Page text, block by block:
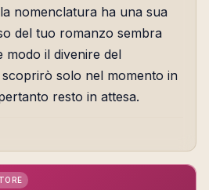
nomenclatura ha una sua
del tuo romanzo sembra
modo il divenire del
solo nel momento in
resto in attesa.